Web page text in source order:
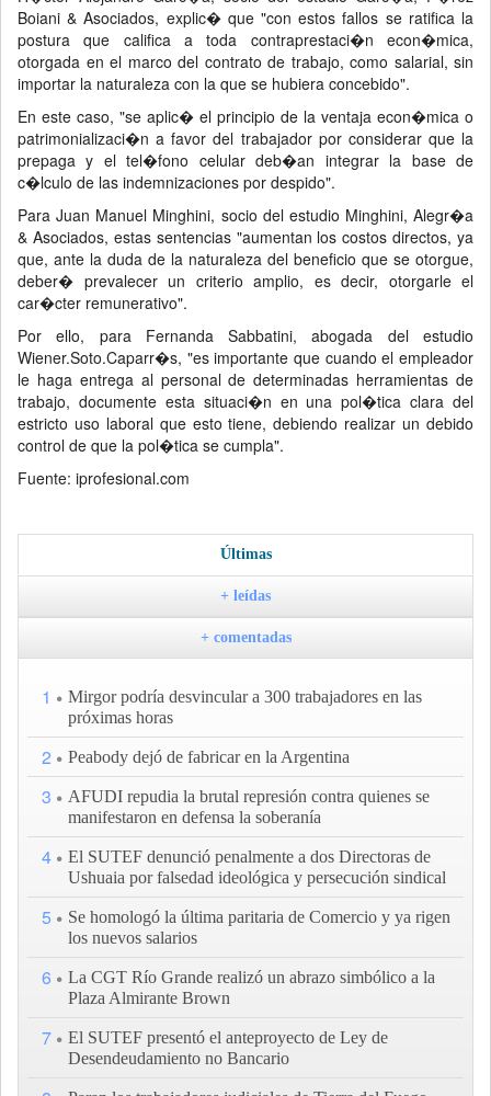
Boiani & Asociados, explic� que "con estos fallos se ratifica la
postura que califica a toda contraprestaci�n econ�mica,
otorgada en el marco del contrato de trabajo, como salarial, sin
importar la naturaleza con la que se hubiera concebido".
En este caso, "se aplic� el principio de la ventaja econ�mica o
patrimonializaci�n a favor del trabajador por considerar que la
prepaga y el tel�fono celular deb�an integrar la base de
c�lculo de las indemnizaciones por despido".
Para Juan Manuel Minghini, socio del estudio Minghini, Alegr�a
& Asociados, estas sentencias "aumentan los costos directos, ya
que, ante la duda de la naturaleza del beneficio que se otorgue,
deber� prevalecer un criterio amplio, es decir, otorgarle el
car�cter remunerativo".
Por ello, para Fernanda Sabbatini, abogada del estudio
Wiener.Soto.Caparr�s, "es importante que cuando el empleador
le haga entrega al personal de determinadas herramientas de
trabajo, documente esta situaci�n en una pol�tica clara del
estricto uso laboral que esto tiene, debiendo realizar un debido
control de que la pol�tica se cumpla".
Fuente: iprofesional.com
Últimas
+ leídas
+ comentadas
1
Mirgor podría desvincular a 300 trabajadores en las
próximas horas
2 Peabody dejó de fabricar en la Argentina
3
AFUDI repudia la brutal represión contra quienes se
manifestaron en defensa la soberanía
4
El SUTEF denunció penalmente a dos Directoras de
Ushuaia por falsedad ideológica y persecución sindical
5
Se homologó la última paritaria de Comercio y ya rigen
los nuevos salarios
6
La CGT Río Grande realizó un abrazo simbólico a la
Plaza Almirante Brown
7
El SUTEF presentó el anteproyecto de Ley de
Desendeudamiento no Bancario